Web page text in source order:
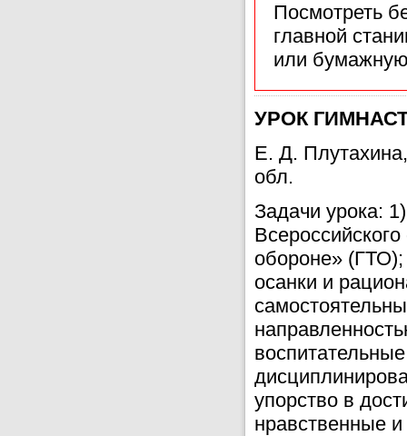
Посмотреть
главной
или
УРОК
Е. Д.
обл.
Задачи урока:
обороне»
осанки и
упорство в
нравственные и